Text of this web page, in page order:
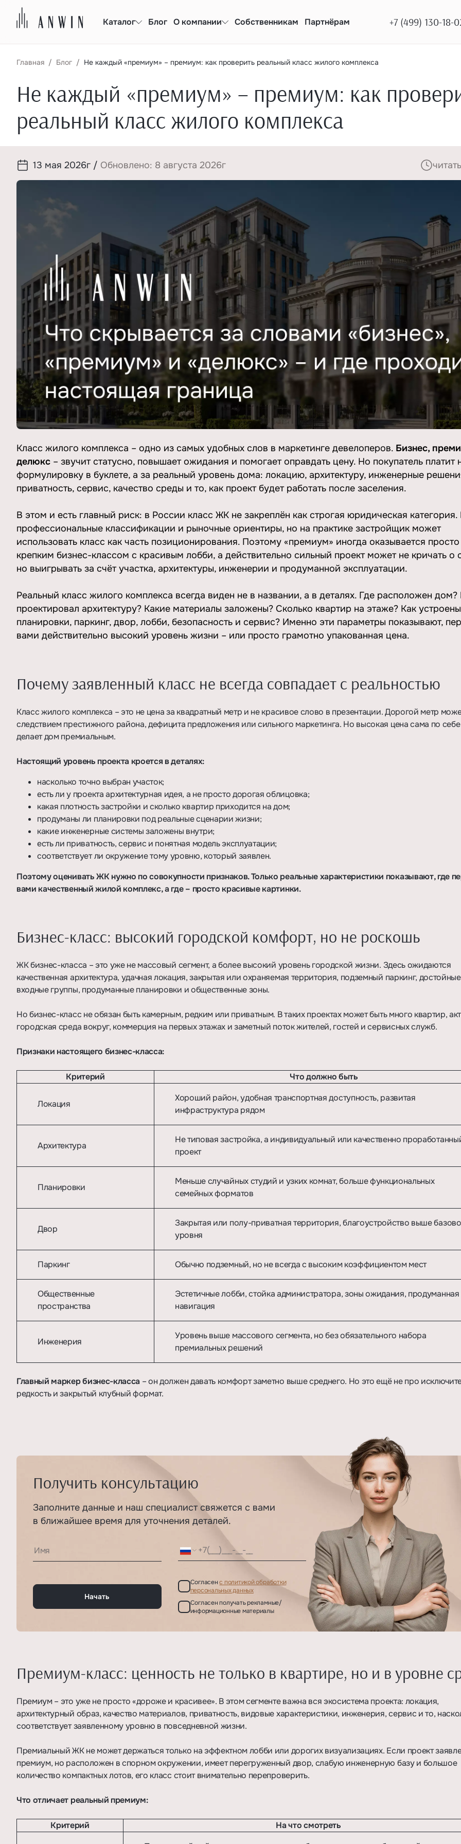
Каталог Блог О компании Собственникам Партнёрам +7 (499) 130-18-
Главная Блог Не каждый «премиум» – премиум: как проверить реальный класс жилого комплекса
Не каждый «премиум» – премиум: как
реальный класс жилого комплекса
13 мая 2026г / Обновлено: 8 августа 2026г
Класс жилого комплекса – одно из самых удобных слов в маркетинге девелоперов. Бизнес,
делюкс – звучит статусно, повышает ожидания и помогает оправдать цену. Но покупатель платит
формулировку в буклете, а за реальный уровень дома: локацию, архитектуру, инженерные
приватность, сервис, качество среды и то, как проект будет работать после заселения.
В этом и есть главный риск: в России класс ЖК не закреплён как строгая юридическая категория.
профессиональные классификации и рыночные ориентиры, но на практике застройщик может
использовать класс как часть позиционирования. Поэтому «премиум» иногда оказывается просто
крепким бизнес-классом с красивым лобби, а действительно сильный проект может не кричать о
но выигрывать за счёт участка, архитектуры, инженерии и продуманной эксплуатации.
Реальный класс жилого комплекса всегда виден не в названии, а в деталях. Где расположен дом?
проектировал архитектуру? Какие материалы заложены? Сколько квартир на этаже? Как устроены
планировки, паркинг, двор, лобби, безопасность и сервис? Именно эти параметры показывают,
вами действительно высокий уровень жизни – или просто грамотно упакованная цена.
Почему заявленный класс не всегда совпадает с реальностью
Класс жилого комплекса – это не цена за квадратный метр и не красивое слово в презентации. Дорогой метр
следствием престижного района, дефицита предложения или сильного маркетинга. Но высокая цена сама по
делает дом премиальным.
Настоящий уровень проекта кроется в деталях:
насколько точно выбран участок;
есть ли у проекта архитектурная идея, а не просто дорогая облицовка;
какая плотность застройки и сколько квартир приходится на дом;
продуманы ли планировки под реальные сценарии жизни;
какие инженерные системы заложены внутри;
есть ли приватность, сервис и понятная модель эксплуатации;
соответствует ли окружение тому уровню, который заявлен.
Поэтому оценивать ЖК нужно по совокупности признаков. Только реальные характеристики показывают, где
вами качественный жилой комплекс, а где – просто красивые картинки.
Бизнес-класс: высокий городской комфорт, но не роскошь
ЖК бизнес-класса – это уже не массовый сегмент, а более высокий уровень городской жизни. Здесь ожидаются
качественная архитектура, удачная локация, закрытая или охраняемая территория, подземный паркинг, достойные
входные группы, продуманные планировки и общественные зоны.
Но бизнес-класс не обязан быть камерным, редким или приватным. В таких проектах может быть много квартир,
городская среда вокруг, коммерция на первых этажах и заметный поток жителей, гостей и сервисных служб.
Признаки настоящего бизнес-класса:
Критерий Что должно быть
Локация
Хороший район, удобная транспортная доступность, развитая
инфраструктура рядом
Архитектура
Не типовая застройка, а индивидуальный или качественно
проект
Планировки
Меньше случайных студий и узких комнат, больше функциональных
семейных форматов
Двор
Закрытая или полу-приватная территория, благоустройство выше
уровня
Паркинг Обычно подземный, но не всегда с высоким коэффициентом мест
Общественные
пространства
Эстетичные лобби, стойка администратора, зоны ожидания, продуманная
навигация
Инженерия
Уровень выше массового сегмента, но без обязательного набора
премиальных решений
Главный маркер бизнес-класса – он должен давать комфорт заметно выше среднего. Но это ещё не про
редкость и закрытый клубный формат.
Получить консультацию
Заполните данные и наш специалист свяжется с вами
в ближайшее время для уточнения деталей.
Начать
Согласенс политикой обработки
персональных данных
Согласен получать рекламные/
информационные материалы
Премиум-класс: ценность не только в квартире, но и в уровне
Премиум – это уже не просто «дороже и красивее». В этом сегменте важна вся экосистема проекта: локация,
архитектурный образ, качество материалов, приватность, видовые характеристики, инженерия, сервис и то,
соответствует заявленному уровню в повседневной жизни.
Премиальный ЖК не может держаться только на эффектном лобби или дорогих визуализациях. Если проект
премиум, но расположен в спорном окружении, имеет перегруженный двор, слабую инженерную базу и большое
количество компактных лотов, его класс стоит внимательно перепроверить.
Что отличает реальный премиум:
Критерий
На что смотреть